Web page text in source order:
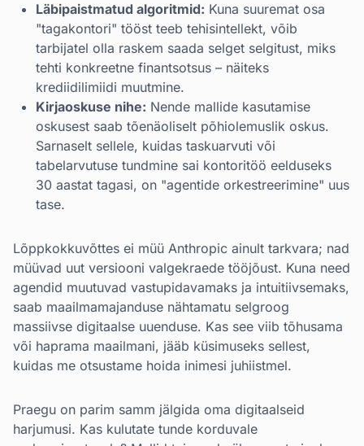
Läbipaistmatud algoritmid: Kuna suuremat osa
"tagakontori" tööst teeb tehisintellekt, võib
tarbijatel olla raskem saada selget selgitust, miks
tehti konkreetne finantsotsus – näiteks
krediidilimiidi muutmine.
Kirjaoskuse nihe: Nende mallide kasutamise
oskusest saab tõenäoliselt põhiolemuslik oskus.
Sarnaselt sellele, kuidas taskuarvuti või
tabelarvutuse tundmine sai kontoritöö eelduseks
30 aastat tagasi, on "agentide orkestreerimine" uus
tase.
Lõppkokkuvõttes ei müü Anthropic ainult tarkvara; nad
müüvad uut versiooni valgekraede tööjõust. Kuna need
agendid muutuvad vastupidavamaks ja intuitiivsemaks,
saab maailmamajanduse nähtamatu selgroog
massiivse digitaalse uuenduse. Kas see viib tõhusama
või haprama maailmani, jääb küsimuseks sellest,
kuidas me otsustame hoida inimesi juhiistmel.
Praegu on parim samm jälgida oma digitaalseid
harjumusi. Kas kulutate tunde korduvale